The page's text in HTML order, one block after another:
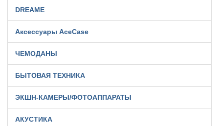
DREAME
Аксессуары AceCase
ЧЕМОДАНЫ
БЫТОВАЯ ТЕХНИКА
ЭКШН-КАМЕРЫ/ФОТОАППАРАТЫ
АКУСТИКА